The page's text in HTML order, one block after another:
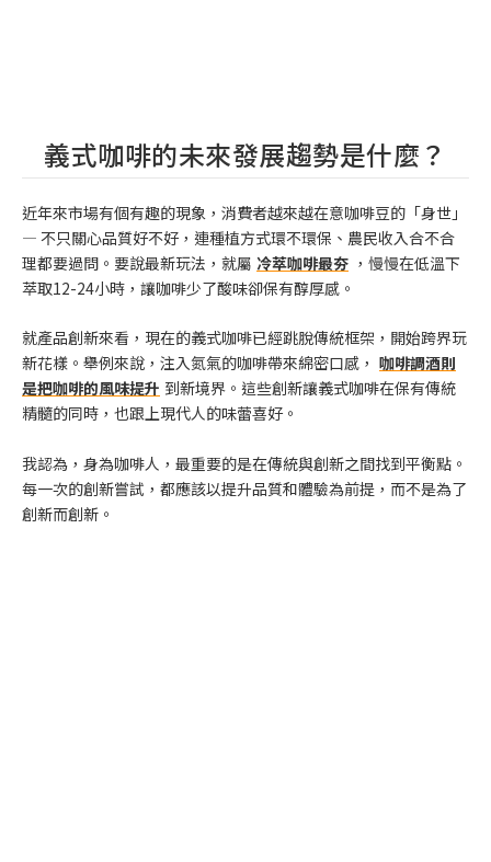
義式咖啡的未來發展趨勢是什麼？
近年來市場有個有趣的現象，消費者越來越在意咖啡豆的「身世」
— 不只關心品質好不好，連種植方式環不環保、農民收入合不合
理都要過問。要說最新玩法，就屬 冷萃咖啡最夯 ，慢慢在低溫下
萃取12-24小時，讓咖啡少了酸味卻保有醇厚感。
就產品創新來看，現在的義式咖啡已經跳脫傳統框架，開始跨界玩
新花樣。舉例來說，注入氮氣的咖啡帶來綿密口感， 咖啡調酒則
是把咖啡的風味提升 到新境界。這些創新讓義式咖啡在保有傳統
精髓的同時，也跟上現代人的味蕾喜好。
我認為，身為咖啡人，最重要的是在傳統與創新之間找到平衡點。
每一次的創新嘗試，都應該以提升品質和體驗為前提，而不是為了
創新而創新。